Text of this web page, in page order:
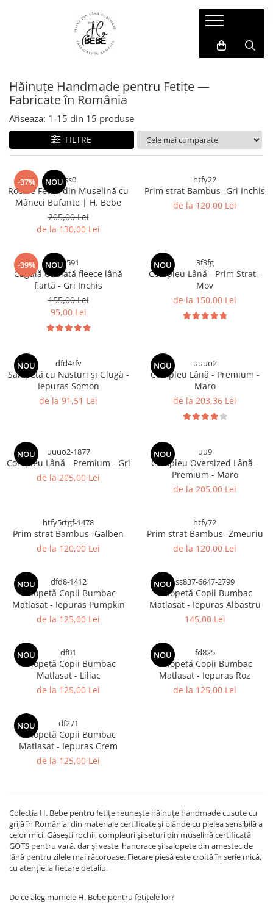
Muselina - Summer Sales
Set mama - copil
Hanorace și Jachete
Jachete
Compleuri și Pantaloni
Pantaloni
Prim strat
Salopete Impermeabile
Salopete din Bumbac
Accesorii Copii
Căciulițe
Hăinuțe Handmade pentru Fetițe —
Fabricate în România
Afiseaza: 1-15 din 15 produse
FILTRE
-37% NOUsss0
Rochie Fetița din Muselină cu
Mâneci Bufante | H. Bebe
205,00 Lei
de la 130,00 Lei
htfy22
Prim strat Bambus -Gri Inchis
de la 120,00 Lei
-39% NOUC2591
Cagulă dublată fleece lână
fiartă - Gri Inchis
155,00 Lei
95,00 Lei
NOU 3f3fg
Compleu Lână - Prim Strat -
Mov
de la 150,00 Lei
NOU dfd4rfv
Salopetă cu Nasturi și Glugă -
Iepuras Somon
de la 91,51 Lei
NOU uuuo2
Compleu Lână - Premium -
Maro
de la 203,36 Lei
NOU uuuo2-1877
Compleu Lână - Premium - Gri
de la 205,00 Lei
NOU uu9
Compleu Oversized Lână -
Premium - Maro
de la 205,00 Lei
htfy5rtgf-1478
Prim strat Bambus -Galben
de la 120,00 Lei
htfy72
Prim strat Bambus -Zmeuriu
de la 120,00 Lei
NOU dfd8-1412
Salopetă Copii Bumbac
Matlasat - Iepuras Pumpkin
de la 125,00 Lei
NOU ss837-6647-2799
Salopetă Copii Bumbac
Matlasat - Iepuras Albastru
145,00 Lei
NOU df01
Salopetă Copii Bumbac
Matlasat - Liliac
de la 125,00 Lei
NOU fd825
Salopetă Copii Bumbac
Matlasat - Iepuras Roz
de la 125,00 Lei
NOU df271
Salopetă Copii Bumbac
Matlasat - Iepuras Crem
de la 125,00 Lei
Colecția H. Bebe pentru fetițe reunește hăinuțe handmade cusute cu
grijă în România, din materiale certificate și blânde cu pielea sensibilă a
celor mici. Găsești rochii, compleuri și seturi din muselină certificată
GOTS pentru vară, dar și veste, hanorace și salopete din amestec de
lână pentru zilele mai răcoroase. Fiecare piesă este croită în serie mică,
cu atenție la fiecare detaliu.
De ce aleg mamele H. Bebe pentru fetițele lor?